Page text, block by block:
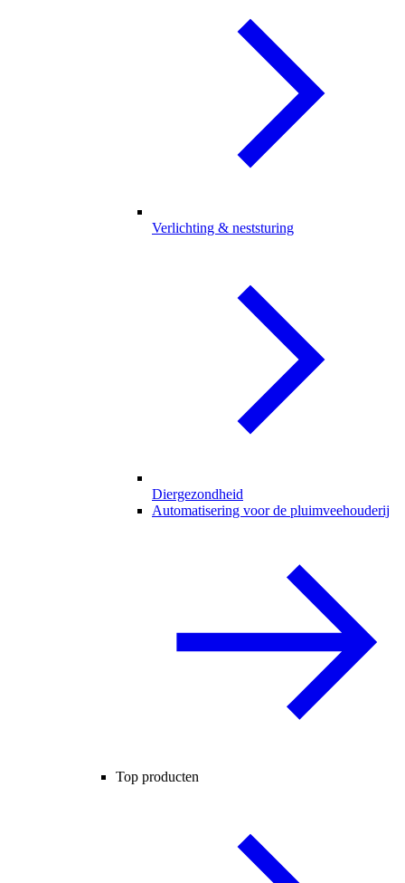
Verlichting & neststuring
Diergezondheid
Automatisering voor de pluimveehouderij
Top producten